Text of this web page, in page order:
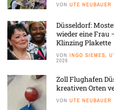
VON UTE NEUBAUER
Düsseldorf:
wieder eine Frau
Klinzing Plakette
VON INGO SIEMES,
2026
Zoll Flughafen
kreativen Orten
VON UTE NEUBAUER